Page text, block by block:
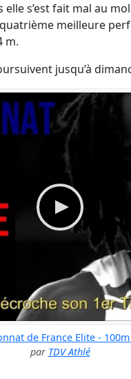
elle s’est fait mal au
meilleure
m.
jusqu’à
de France Elite -
par TDV Athlé